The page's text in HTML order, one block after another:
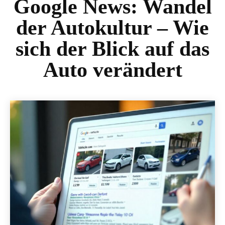
Google News: Wandel
der Autokultur – Wie
sich der Blick auf das
Auto verändert